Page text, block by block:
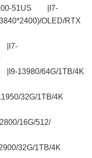
51US |I7-
OLED/RTX
|I7-
64G/1TB/4K
32G/1TB/4K
16G/512/
32G/1TB/4K